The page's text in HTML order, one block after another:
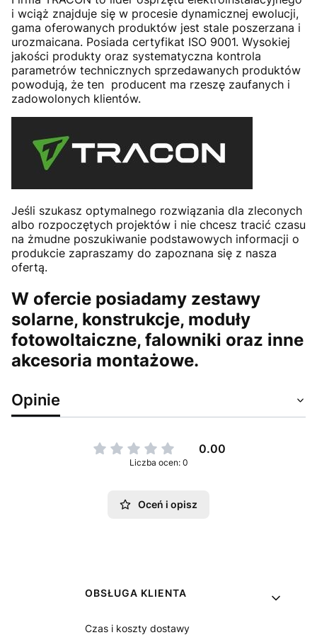
i wciąż znajduje się w procesie dynamicznej ewolucji,
gama oferowanych produktów jest stale poszerzana i
urozmaicana. Posiada certyfikat ISO 9001. Wysokiej
jakości produkty oraz systematyczna kontrola
parametrów technicznych sprzedawanych produktów
powodują, że ten producent ma rzeszę zaufanych i
zadowolonych klientów.
Jeśli szukasz optymalnego rozwiązania dla zleconych
albo rozpoczętych projektów i nie chcesz tracić czasu
na żmudne poszukiwanie podstawowych informacji o
produkcie zapraszamy do zapoznana się z nasza
ofertą.
W ofercie posiadamy zestawy
solarne, konstrukcje, moduły
fotowoltaiczne, falowniki oraz inne
akcesoria montażowe.
Opinie
0.00
Liczba ocen: 0
Oceń i opisz
Linki w stopce
OBSŁUGA KLIENTA
Czas i koszty dostawy